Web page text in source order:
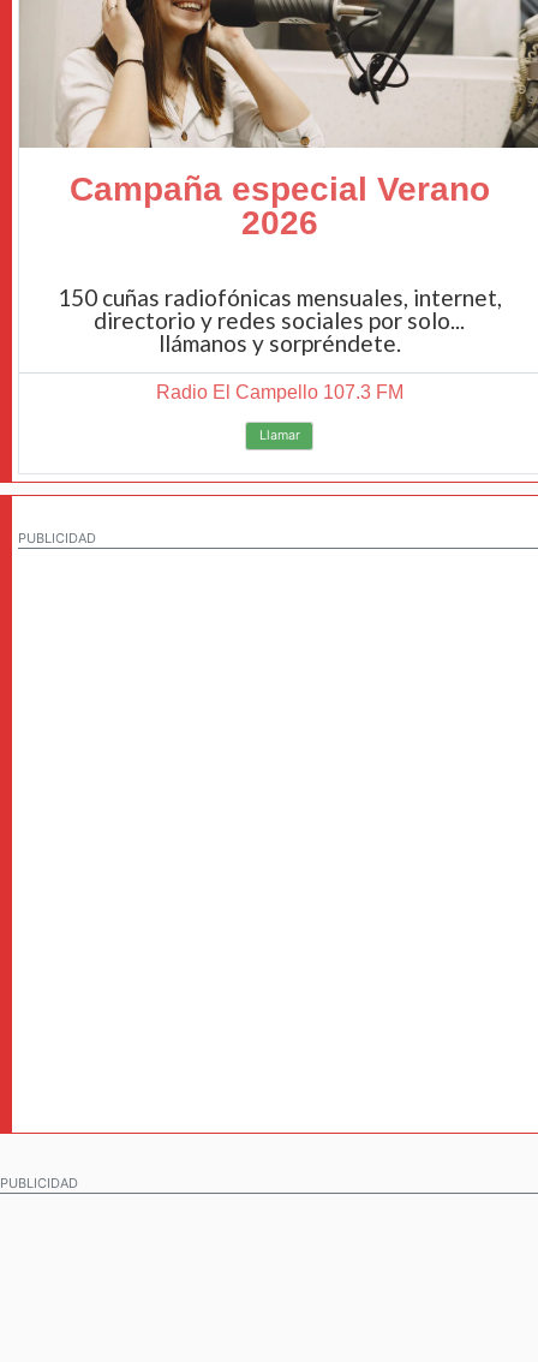
Campaña especial Verano
2026
150 cuñas radiofónicas mensuales, internet,
directorio y redes sociales por solo...
llámanos y sorpréndete.
Radio El Campello 107.3 FM
Llamar
PUBLICIDAD
PUBLICIDAD